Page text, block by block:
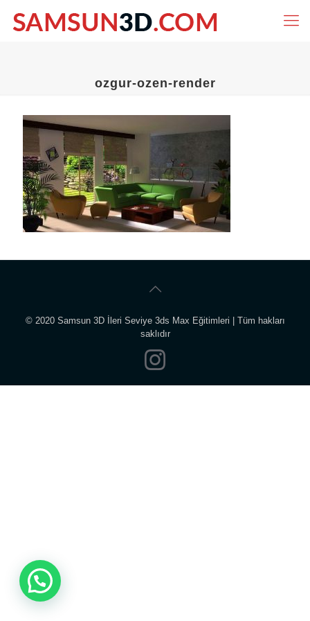
ozgur-ozen-render
© 2020 Samsun 3D İleri Seviye 3ds Max Eğitimleri | Tüm hakları
saklıdır